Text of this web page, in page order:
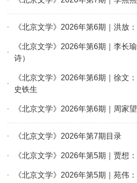
《北京文学》2026年第6期｜洪放
《北京文学》2026年第6期｜李长
诗）
《北京文学》2026年第6期｜徐文
史铁生
《北京文学》2026年第6期｜周家
《北京文学》2026年第7期目录
《北京文学》2026年第5期｜贾想
《北京文学》2026年第5期｜苑伟